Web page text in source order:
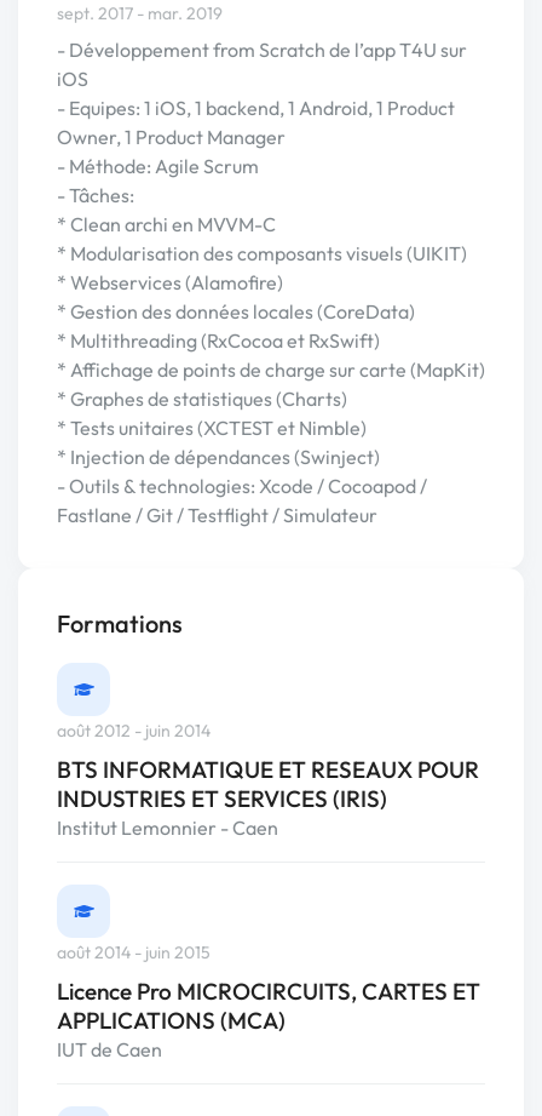
sept. 2017 - mar. 2019
- Développement from Scratch de l’app T4U sur
iOS
- Equipes: 1 iOS, 1 backend, 1 Android, 1 Product
Owner, 1 Product Manager
- Méthode: Agile Scrum
- Tâches:
* Clean archi en MVVM-C
* Modularisation des composants visuels (UIKIT)
* Webservices (Alamofire)
* Gestion des données locales (CoreData)
* Multithreading (RxCocoa et RxSwift)
* Affichage de points de charge sur carte (MapKit)
* Graphes de statistiques (Charts)
* Tests unitaires (XCTEST et Nimble)
* Injection de dépendances (Swinject)
- Outils & technologies: Xcode / Cocoapod /
Fastlane / Git / Testflight / Simulateur
Formations
août 2012 - juin 2014
BTS INFORMATIQUE ET RESEAUX POUR
INDUSTRIES ET SERVICES (IRIS)
Institut Lemonnier - Caen
août 2014 - juin 2015
Licence Pro MICROCIRCUITS, CARTES ET
APPLICATIONS (MCA)
IUT de Caen